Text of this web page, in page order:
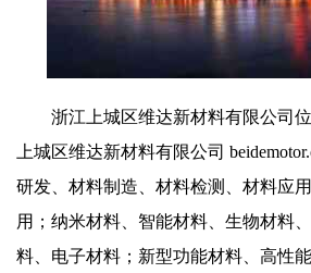
浙江上城区维达新材料有限公司
上城区维达新材料有限公司
研发、材料制造、材料检测、材料应
用；纳米材料、智能材料、生物材料
料、电子材料；新型功能材料、高性